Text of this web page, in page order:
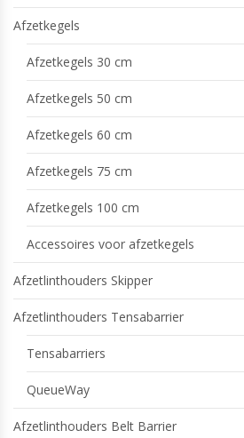
Afzetkegels
Afzetkegels 30 cm
Afzetkegels 50 cm
Afzetkegels 60 cm
Afzetkegels 75 cm
Afzetkegels 100 cm
Accessoires voor afzetkegels
Afzetlinthouders Skipper
Afzetlinthouders Tensabarrier
Tensabarriers
QueueWay
Afzetlinthouders Belt Barrier